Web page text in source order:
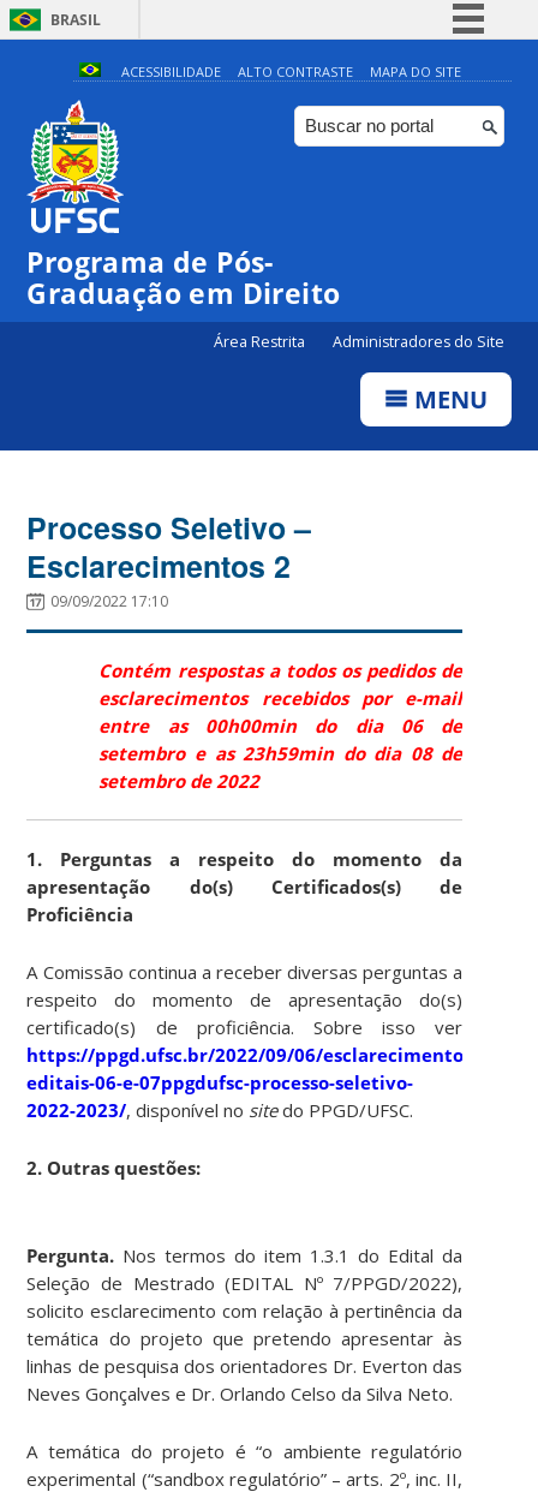
BRASIL
Simplifique!
Comunica BR
Participe
ACESSIBILIDADE ALTO CONTRASTE MAPA DO SITE
Programa de Pós-
Graduação em Direito
Área Restrita Administradores do Site
MENU
Processo Seletivo –
Esclarecimentos 2
09/09/2022 17:10
Contém respostas a todos os pedidos de
esclarecimentos recebidos por e-mail
entre as 00h00min do dia 06 de
setembro e as 23h59min do dia 08 de
setembro de 2022
1. Perguntas a respeito do momento da
apresentação do(s) Certificados(s) de
Proficiência
A Comissão continua a receber diversas perguntas a
respeito do momento de apresentação do(s)
certificado(s) de proficiência. Sobre isso ver
https://ppgd.ufsc.br/2022/09/06/esclarecimentos-
editais-06-e-07ppgdufsc-processo-seletivo-
2022-2023/, disponível no sitedo PPGD/UFSC.
2. Outras questões:
Pergunta. Nos termos do item 1.3.1 do Edital da
Seleção de Mestrado (EDITAL Nº 7/PPGD/2022),
solicito esclarecimento com relação à pertinência da
temática do projeto que pretendo apresentar às
linhas de pesquisa dos orientadores Dr. Everton das
Neves Gonçalves e Dr. Orlando Celso da Silva Neto.
A temática do projeto é “o ambiente regulatório
experimental (“sandbox regulatório” – arts. 2º, inc. II,